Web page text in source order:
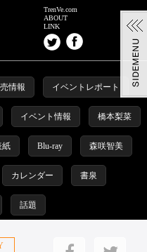
TrenVe.com
ABOUT
LINK
情報 イベントレポート
イベント情報 橋本梨菜
紙 Blu-ray 森咲智美
カレンダー 書泉
話題